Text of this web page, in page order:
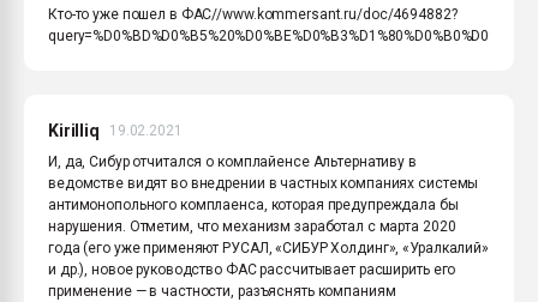
Кто-то уже пошел в ФАС//www.kommersant.ru/doc/4694882?
Kirilliq
19.02.2021
И, да, Сибур отчитался о комплайенсе Альтернативу в
ведомстве видят во внедрении в частных компаниях системы
антимонопольного комплаенса, которая предупреждала бы
нарушения. Отметим, что механизм заработал с марта 2020
года (его уже применяют РУСАЛ, «СИБУР Холдинг», «Уралкалий»
и др.), новое руководство ФАС рассчитывает расширить его
применение — в частности, разъяснять компаниям